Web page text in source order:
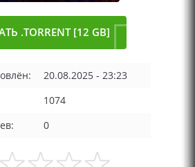
.TORRENT [12 GB]
20.08.2025 - 23:23
1074
0